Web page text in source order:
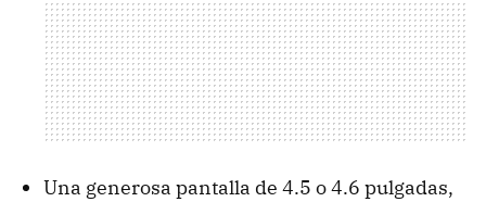
Una generosa pantalla de 4.5 o 4.6 pulgadas,